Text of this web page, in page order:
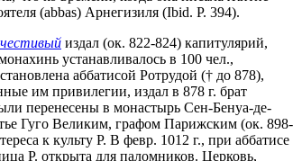
(abbas) Арнегизиля (Ibid. P. 394).
издал (ок. 822-824) капитулярий,
устанавливалось в 100 чел.,
аббатисой Ротрудой († до 878),
им привилегии, издал в 878 г. брат
перенесены в монастырь Сен-Бенуа-де-
Гуго Великим, графом Парижским (ок. 898-
к культу Р. В февр. 1012 г., при аббатисе
Р. открыта для паломников. Церковь,